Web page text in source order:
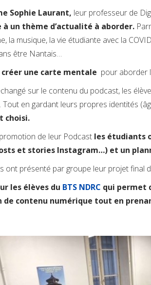
Sophie Laurant, leur professeur de
un thème d’actualité à aborder.
la musique, la vie étudiante avec la
être Nantais…
créer une carte mentale pour aborder
sur le contenu du podcast, les
Tout en gardant leurs propres identités
choisi.
de leur Podcast les étudiants
et stories Instagram…) et un
ont présenté par groupe leur projet final
les élèves du BTS NDRC qui permet
de contenu numérique tout en